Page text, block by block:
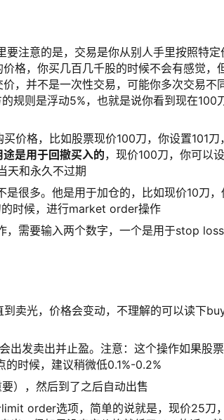
注意的是，交易是你从别人手里按照特定
格，你买几百几千股的时候不会有感觉，
，并不是一次性交易，可能你多次交易不
则是浮动5%，也就是说你看到现在100刀
价格，比如股票现价100刀，你设置101刀
途是用于回撤买入的，现价100刀，你可以
天和永久不过期
很多。他是用于加仓的，比如现价10刀，
时候，进行market order操作
需要输入两个数字，一个是用于stop loss
卖光，价格会变动，不理解的可以读下
发卖出并止盈。注意：这个操作如果股
时候，建议稍微低0.1%-0.2%
），然后到了之后自动出售
order选项，简单的说就是，现价25刀